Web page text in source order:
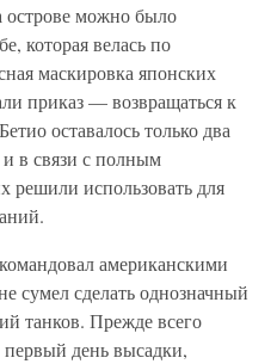
острове можно было
которая велась по
маскировка японских
приказ — возвращаться к
оставалось только два
в связи с полным
решили использовать для
американскими
сумел сделать однозначный
танков. Прежде всего
первый день высадки,